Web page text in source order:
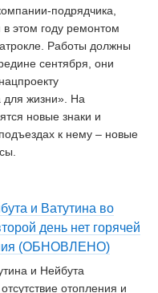
подрядчика,
в этом году ремонтом
Работы должны
сентября, они
для жизни». На
новые знаки и
к нему – новые
и Ватутина во
день нет горячей
(ОБНОВЛЕНО)
и Нейбута
отопления и